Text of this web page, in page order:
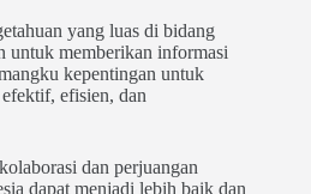
yang luas di bidang
untuk memberikan informasi
kepentingan untuk
efisien, dan
dan perjuangan
dapat menjadi lebih baik dan